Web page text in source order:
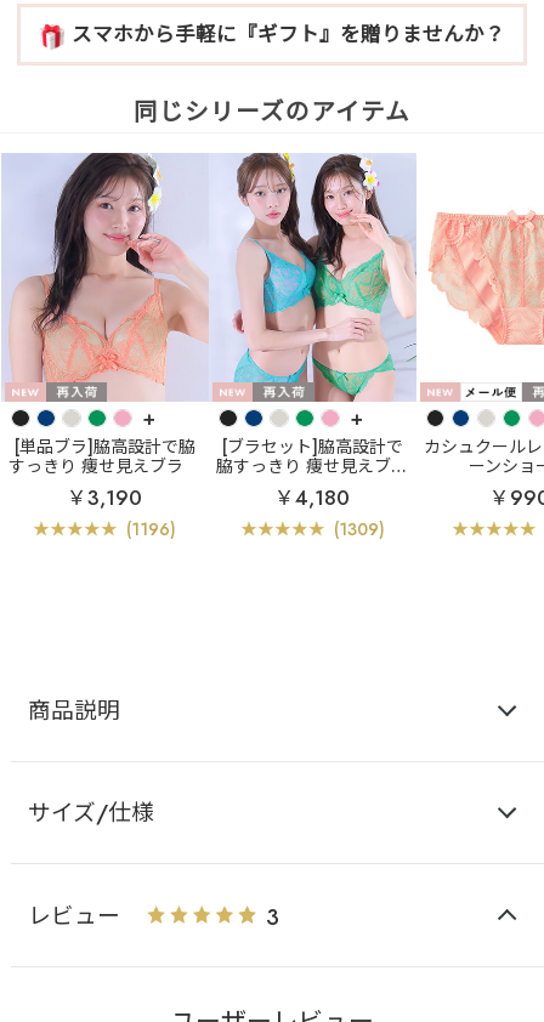
スマホから手軽に『ギフト』を贈りませんか？
同じシリーズのアイテム
+
[単品ブラ]脇高設計で脇
すっきり 痩せ見えブラ
カシュクールレース脇高
ブラ(R) 単品ブラジャー
￥3,190
(1196)
+
[ブラセット]脇高設計で
脇すっきり 痩せ見えブラ
カシュクールレース脇
高ブラ(R) ブラジャー&シ
ョーツ
￥4,180
(1309)
カシュクール
ーンショ
￥
商品説明
サイズ/仕様
レビュー 3